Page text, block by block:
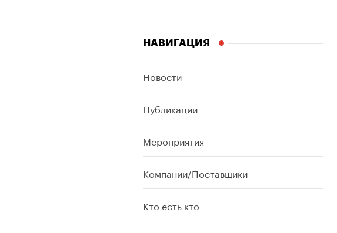
НАВИГАЦИЯ
Новости
Публикации
Мероприятия
Компании/Поставщики
Кто есть кто